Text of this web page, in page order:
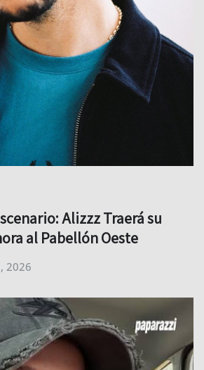
Alizzz Traerá su
al Pabellón Oeste
2026